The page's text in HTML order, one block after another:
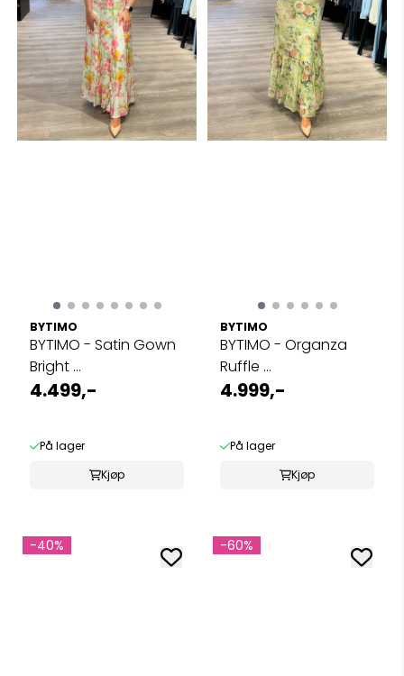
BYTIMO
BYTIMO - Satin Gown
Bright ...
4.499,-
På lager
Kjøp
BYTIMO
BYTIMO - Organza
Ruffle ...
4.999,-
På lager
Kjøp
-40% -60%